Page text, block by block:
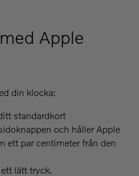
Apple
din klocka:
standardkort
och håller Apple
ett par centimeter från den
lätt tryck.